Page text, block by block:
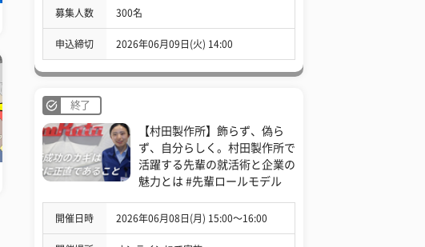
募集人数 300名
申込締切 2026年06月09日(火) 14:00
終了
【村田製作所】飾らず、偽ら
ず、自分らしく。村田製作所で
活躍する先輩の就活術と企業の
魅力とは #先輩ロールモデル
開催日時 2026年06月08日(月) 15:00〜16:00